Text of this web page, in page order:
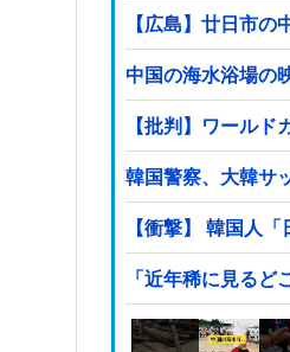
【広島】廿日市
中国の海水浴場の
【批判】ワール
韓国警察、大韓サ
【衝撃】 韓国人
「近年稀に見る